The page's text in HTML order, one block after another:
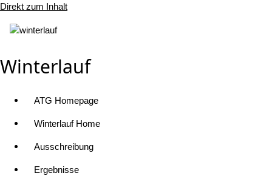
Direkt zum Inhalt
Winterlauf
ATG Homepage
Winterlauf Home
Ausschreibung
Ergebnisse